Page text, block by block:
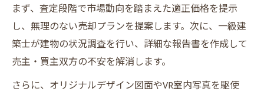
まず、査定段階で市場動向を踏まえた適正価格を提示
し、無理のない売却プランを提案します。次に、一級建
築士が建物の状況調査を行い、詳細な報告書を作成して
売主・買主双方の不安を解消します。
さらに、オリジナルデザイン図面やVR室内写真を駆使